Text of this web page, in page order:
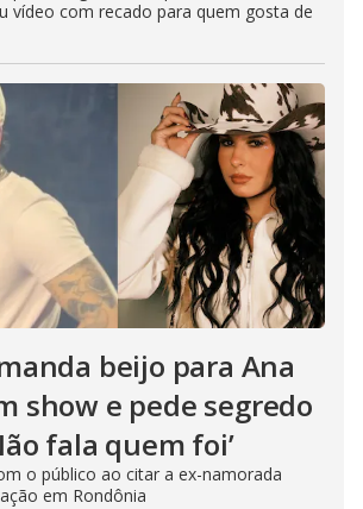
vídeo com recado para quem gosta de
beijo para Ana
show e pede segredo
fala quem foi’
o público ao citar a ex-namorada
em Rondônia